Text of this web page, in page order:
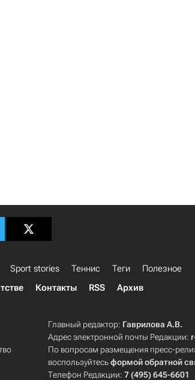
Sport stories Теннис Теги
Полезное
Контакты RSS Архив
Главный редактор: Гаврилова А.В.
Адрес электронной почты Редакции:
По вопросам размещения пресс-
воспользуйтесьформой обратной
Телефон Редакции:7 (495) 645-6601